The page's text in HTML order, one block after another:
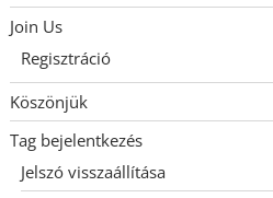
Join Us
Regisztráció
Köszönjük
Tag bejelentkezés
Jelszó visszaállítása